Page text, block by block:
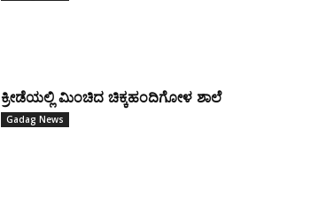
ಕ್ರೀಡೆಯಲ್ಲಿ ಮಿಂಚಿದ ಚಿಕ್ಕಹಂದಿಗೋಳ ಶಾಲೆ
Gadag News